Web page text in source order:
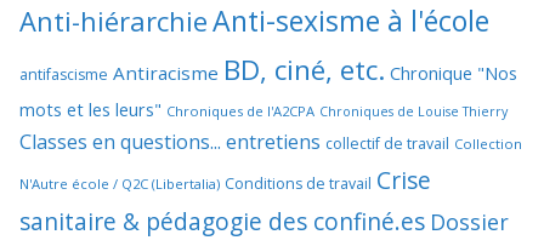
Anti-hiérarchieAnti-sexisme à l'école
antifascisme Antiracisme BD, ciné, etc. Chronique "Nos
mots et les leurs" Chroniques de l'A2CPA Chroniques de Louise Thierry
Classes en questions... entretiens collectif de travail Collection
N'Autre école / Q2C (Libertalia) Conditions de travail Crise
sanitaire & pédagogie des confiné.es Dossier